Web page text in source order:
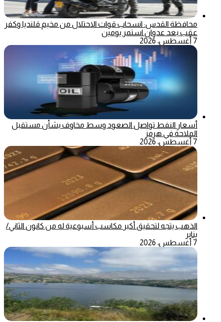
محافظة القدس: انسحاب قوات الاحتلال من مخيم قلنديا وكفر
عقب بعد عدوان استمر يومين
7 أغسطس، 2026
أسعار النفط تواصل الصعود وسط مخاوف بشأن مستقبل
الملاحة في هرمز
7 أغسطس، 2026
الذهب يتجه لتحقيق أكبر مكاسب أسبوعية له من كانون الثاني/
يناير
7 أغسطس، 2026